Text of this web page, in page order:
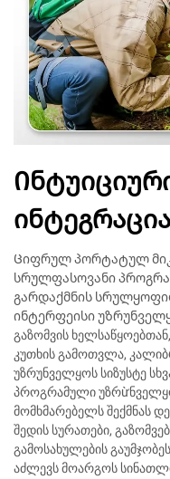
ინტეგრაცია
Ციფრულ პორტატულ
სრულფასოვანი
გარდაქმნის
ინტერფეისი
გაზომვის
კუთხის გამოთვლა,
უზრუნველყოს სიზუსტე
პროგრამული
მომხმარებელს შექმნას
შედის სურათები,
გამოსახულების
აძლევს მოარგოს